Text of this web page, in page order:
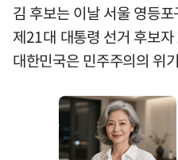
김 후보는 이날 서울 영등
제21대 대통령 선거 후보
대한민국은 민주주의의 위